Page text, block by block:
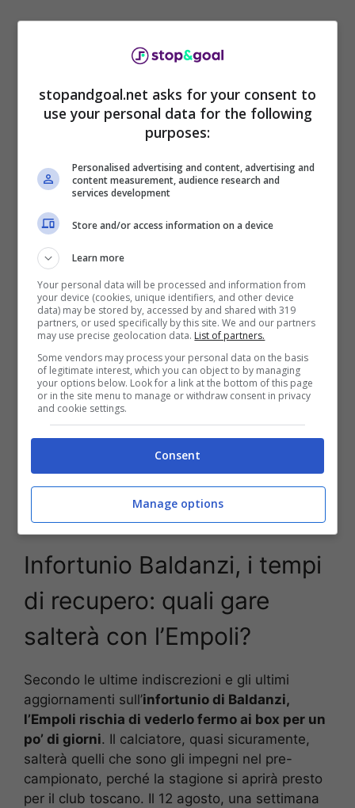
L’entità del problema muscolare
tempi di recupero. Il tecnicoZanetti, al canto
proprio, teme di non poter contare sul proprio
calciatore che, da un anno a questa parte, è
diventato un perno fondamentale per il proprio
centrocampo, finendo nel mirino delle big
d’Italia e non solo.
Empoli, infortunio Baldanzi – Stopandgoal (La Presse)
Infortunio Baldanzi, i tempi
di recupero: quali gare
salterà con l’Empoli?
Secondo le ultime indiscrezioni e gli ultimi
aggiornamenti sull’infortunio di Baldanzi,
l’Empoli rischia di vederlo fermo ai box per un
po’ di giorni. Il calciatore, quasi sicuramente,
salterà quelli che sono gli impegni nel pre-
campionato, perché la stagione si aprirà presto
per il club toscano. Il 12 agosto, una settimana
stopandgoal.net asks for your consent to
use your personal data for the following
purposes:
Personalised advertising and content, advertising and
content measurement, audience research and
services development
Store and/or access information on a device
Learn more
Your personal data will be processed and information from
your device (cookies, unique identifiers, and other device
data) may be stored by, accessed by and shared with 319
partners, or used specifically by this site. We and our partners
may use precise geolocation data. List of partners.
Some vendors may process your personal data on the basis
of legitimate interest, which you can object to by managing
your options below. Look for a link at the bottom of this page
or in the site menu to manage or withdraw consent in privacy
and cookie settings.
Consent
Manage options